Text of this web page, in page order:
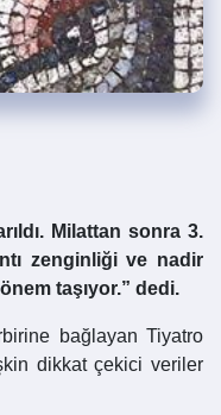
Milattan sonra 3.
zenginliği ve nadir
taşıyor.” dedi.
bağlayan Tiyatro
dikkat çekici veriler